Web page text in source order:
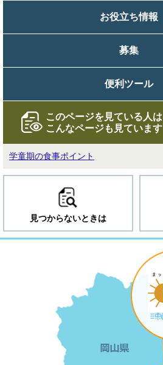
お役立ち情報
募集
便利ツール
このページを見ている人は
こんなページも見ています
学童期の食事ポイント
見つからないときは